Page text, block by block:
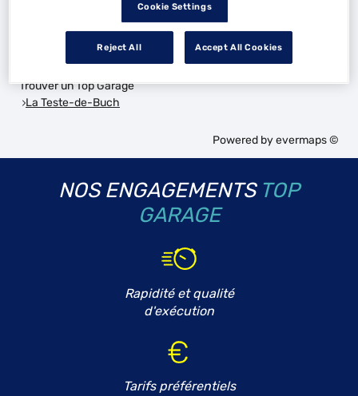
Les Top Garage dans les villes à proximité
Trouver un Top Garage
La Teste-de-Buch
Powered byevermaps ©
NOS ENGAGEMENTS TOP
GARAGE
Rapidité et qualité
d'exécution
Tarifs préférentiels
Cookie Settings
Reject All Accept All Cookies